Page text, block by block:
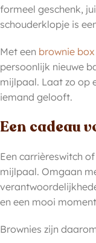
formeel geschenk,
schouderklopje is
Met een brownie box
persoonlijk nieuwe
mijlpaal. Laat zo op
iemand gelooft.
Een cadeau
Een carrièreswitch
mijlpaal. Omgaan
en een mooi
Brownies zijn